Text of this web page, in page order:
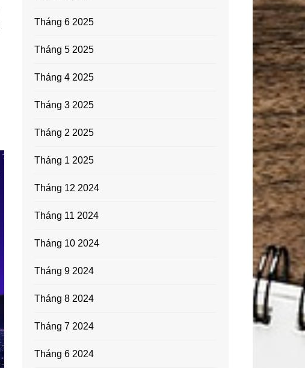
Tháng 6 2025
Tháng 5 2025
Tháng 4 2025
Tháng 3 2025
Tháng 2 2025
Tháng 1 2025
Tháng 12 2024
Tháng 11 2024
Tháng 10 2024
Tháng 9 2024
Tháng 8 2024
Tháng 7 2024
Tháng 6 2024